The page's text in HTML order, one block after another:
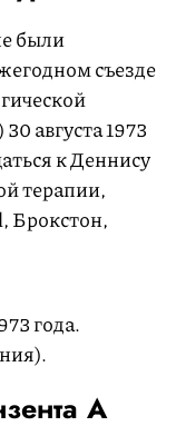
были
съезде
августа 1973
к Деннису
терапии,
Брокстон,
года.
А